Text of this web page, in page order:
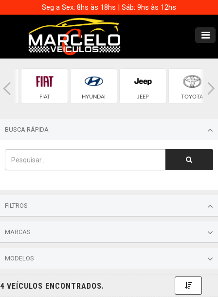
Seg a Sex: 8hs às 18hs | Sáb: 9hs às 12hs
FIAT HYUNDAI JEEP TOYOTA
BUSCA RÁPIDA
FILTROS
MARCAS
MODELOS
4 VEÍCULOS ENCONTRADOS. Toggle